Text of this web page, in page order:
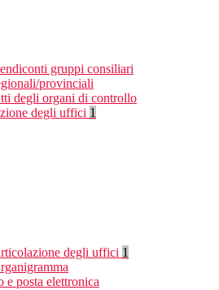
gruppi consiliari
provinciali
degli organi di controllo
degli uffici 1
degli uffici 1
e posta elettronica